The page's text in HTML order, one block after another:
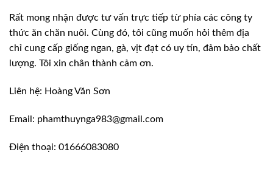
Rất mong nhận được tư vấn trực tiếp từ phía các công ty
thức ăn chăn nuôi. Cùng đó, tôi cũng muốn hỏi thêm địa
chỉ cung cấp giống ngan, gà, vịt đạt có uy tín, đảm bảo chất
lượng. Tôi xin chân thành cảm ơn.
Liên hệ: Hoàng Văn Sơn
Email: phamthuynga983@gmail.com
Điện thoại: 01666083080